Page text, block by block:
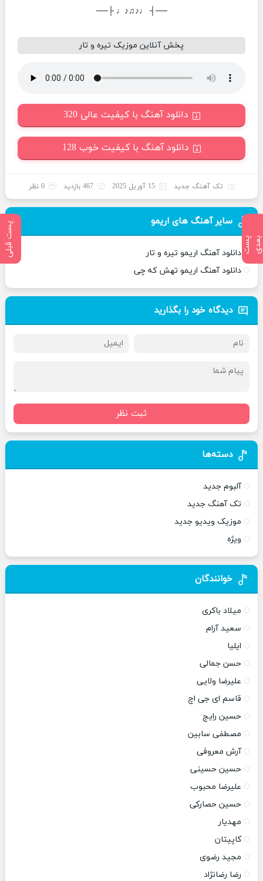
پ
س
ت
ب
ع
د ی پست قبلی
──┤ ♩♪♫♪♩ ├──
پخش آنلاین موزیک تیره و تار
دانلود آهنگ با کیفیت عالی 320
دانلود آهنگ با کیفیت خوب 128
تک آهنگ جدید 15 آوریل 2025 467 بازدید 0 نظر
سایر آهنگ های اریمو
دانلود آهنگ اریمو تیره و تار
دانلود آهنگ اریمو تهش که چی
دیدگاه خود را بگذارید
ثبت نظر
دسته‌ها
آلبوم جدید
تک آهنگ جدید
موزیک ویدیو جدید
ویژه
خوانندگان
میلاد باکری
سعید آرام
ایلیا
حسن جمالی
علیرضا ولایی
قاسم ای جی اچ
حسین رایج
مصطفی سابین
آرش معروفی
حسین حسینی
علیرضا محبوب
حسین حصارکی
مهدیار
کاپیتان
مجید رضوی
رضا رضانژاد